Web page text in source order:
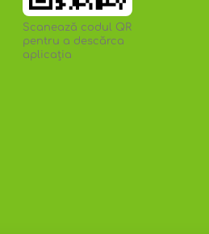
Scanează codul QR
pentru a descărca
aplicația